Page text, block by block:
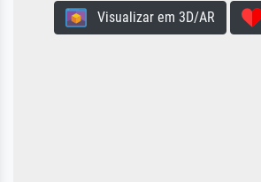
Visualizar em 3D/AR